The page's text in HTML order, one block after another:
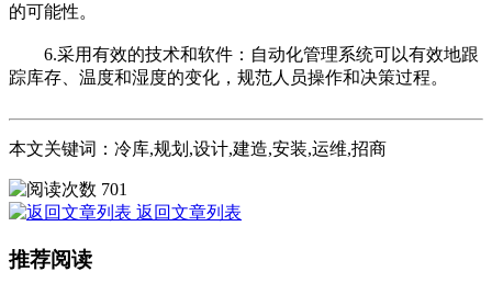
的可能性。
6.采用有效的技术和软件：自动化管理系统可以有效地跟
踪库存、温度和湿度的变化，规范人员操作和决策过程。
本文关键词：冷库,规划,设计,建造,安装,运维,招商
701
返回文章列表
推荐阅读